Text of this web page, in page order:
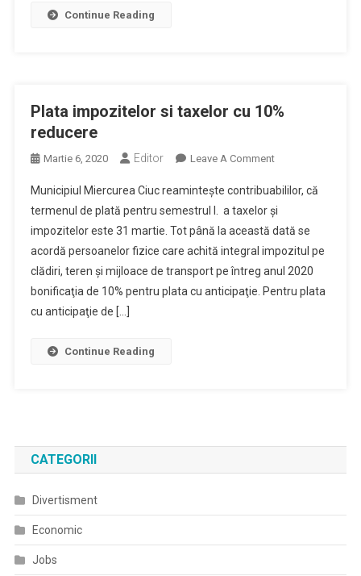
Continue Reading
Plata impozitelor si taxelor cu 10%
reducere
Martie 6, 2020 Editor Leave A CommentOn
Impozitelor
Si
Taxelor
Cu
10%
Reducere
Municipiul Miercurea Ciuc reaminteşte contribuabililor, că
termenul de plată pentru semestrul I. a taxelor şi
impozitelor este 31 martie. Tot până la această dată se
acordă persoanelor fizice care achită integral impozitul pe
clădiri, teren şi mijloace de transport pe întreg anul 2020
bonificaţia de 10% pentru plata cu anticipaţie. Pentru plata
cu anticipaţie de […]
Continue Reading
CATEGORII
Divertisment
Economic
Jobs